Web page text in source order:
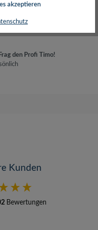
den Profi Timo!
Kunden
Bewertungen
akzeptieren